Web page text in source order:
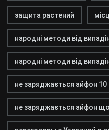
защита растений
народні методи від
народні методи від
не заряджається айфон 10
не заряджається айфон